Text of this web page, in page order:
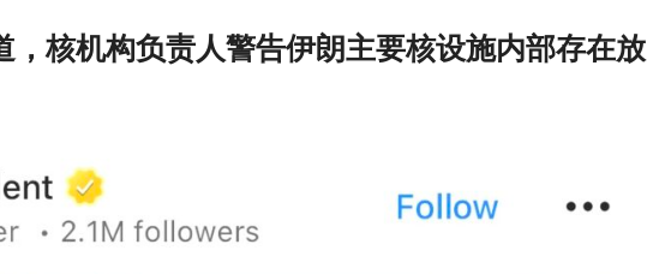
核机构负责人警告伊朗主要核设施内部存在放